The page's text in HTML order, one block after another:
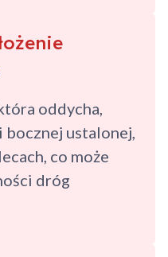
oddycha,
bocznej ustalonej,
co może
dróg